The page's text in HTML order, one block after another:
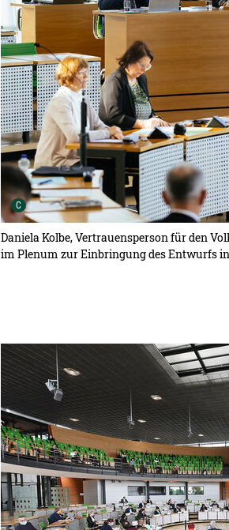
C Urheber der Grafik:
Daniela Kolbe, Vertrauensperson für den
im Plenum zur Einbringung des Entwurfs
Detailansicht öffnen: